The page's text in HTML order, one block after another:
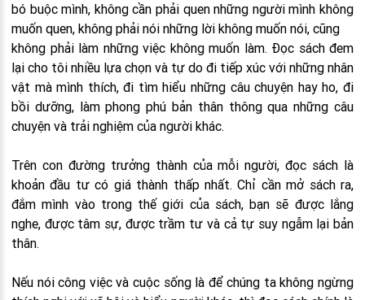
bó buộc mình, không cần phải quen những người mình không
muốn quen, không phải nói những lời không muốn nói, cũng
không phải làm những việc không muốn làm. Đọc sách đem
lại cho tôi nhiều lựa chọn và tự do đi tiếp xúc với những nhân
vật mà mình thích, đi tìm hiểu những câu chuyện hay ho, đi
bồi dưỡng, làm phong phú bản thân thông qua những câu
chuyện và trải nghiệm của người khác.
Trên con đường trưởng thành của mỗi người, đọc sách là
khoản đầu tư có giá thành thấp nhất. Chỉ cần mở sách ra,
đắm mình vào trong thế giới của sách, bạn sẽ được lắng
nghe, được tâm sự, được trầm tư và cả tự suy ngẫm lại bản
thân.
Nếu nói công việc và cuộc sống là để chúng ta không ngừng